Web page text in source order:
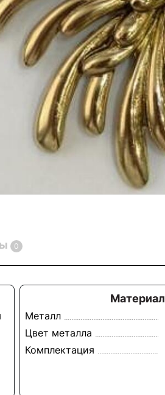
0
Материал
Металл
Цвет металла
Комплектация